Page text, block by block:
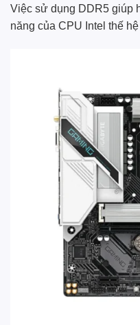
Việc sử dụng DDR5 giúp
năng của CPU Intel thế